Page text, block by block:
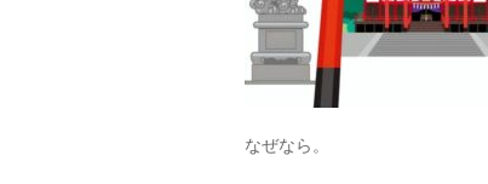
なぜなら。